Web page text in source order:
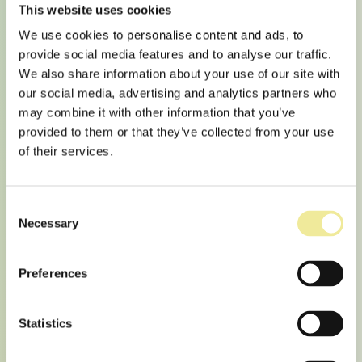
This website uses cookies
We use cookies to personalise content and ads, to
provide social media features and to analyse our traffic.
We also share information about your use of our site with
our social media, advertising and analytics partners who
may combine it with other information that you’ve
provided to them or that they’ve collected from your use
of their services.
Selection
Necessary
Preferences
Statistics
Møre folkehøgskule tek i bruk
digital studierettleiar
WEBMASTER